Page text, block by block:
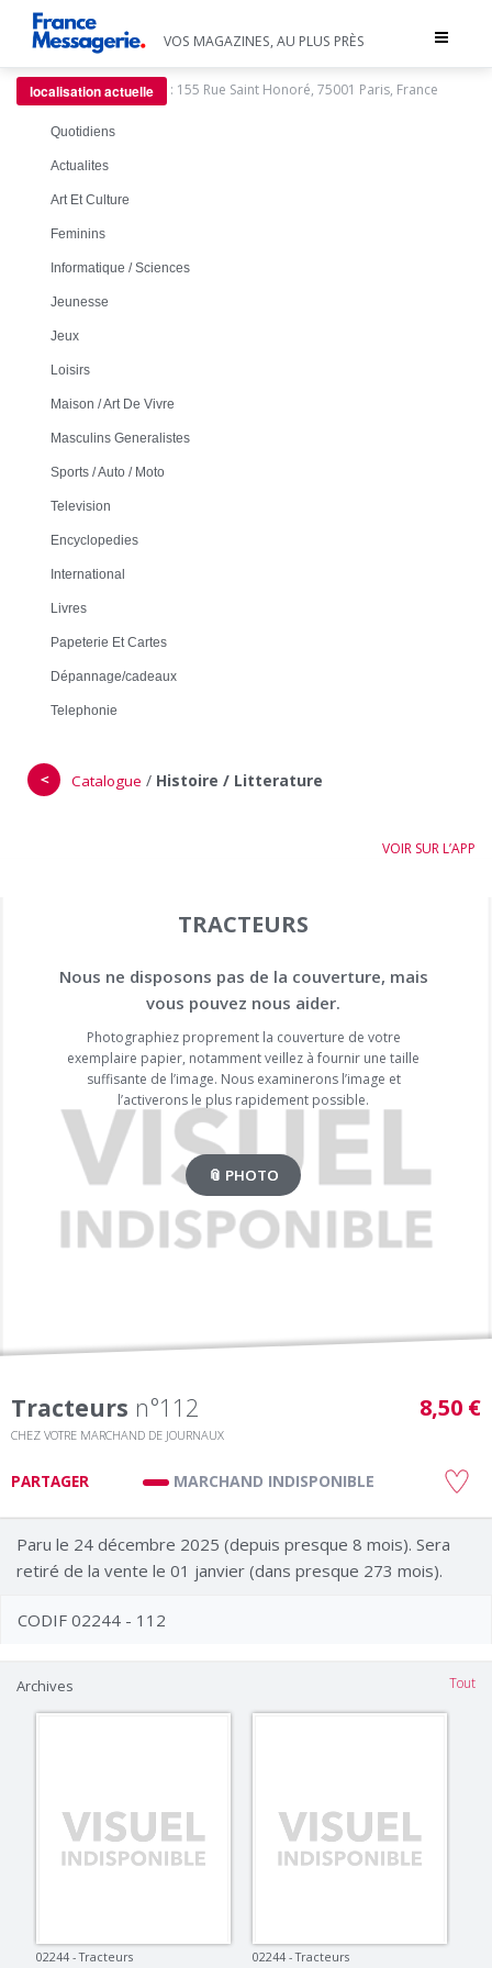
Toggle
VOS MAGAZINES, AU PLUS PRÈS
localisation actuelle : 155 Rue Saint Honoré, 75001 Paris, France
Quotidiens
Actualites
Art Et Culture
Feminins
Informatique / Sciences
Jeunesse
Jeux
Loisirs
Maison / Art De Vivre
Masculins Generalistes
Sports / Auto / Moto
Television
Encyclopedies
International
Livres
Papeterie Et Cartes
Dépannage/cadeaux
Telephonie
＜ Catalogue / Histoire / Litterature
VOIR SUR L’APP
TRACTEURS
Nous ne disposons pas de la couverture, mais
vous pouvez nous aider.
Photographiez proprement la couverture de votre
exemplaire papier, notamment veillez à fournir une taille
suffisante de l’image. Nous examinerons l’image et
l’activerons le plus rapidement possible.
📎 PHOTO
Tracteurs n°112
CHEZ VOTRE MARCHAND DE JOURNAUX
8,50 €
PARTAGER MARCHAND INDISPONIBLE
Paru le 24 décembre 2025 (depuis presque 8 mois). Sera
retiré de la vente le 01 janvier (dans presque 273 mois).
CODIF 02244 - 112
Archives Tout
02244 - Tracteurs 02244 - Tracteurs